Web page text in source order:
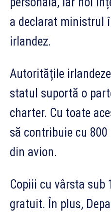
a declarat ministrul
irlandez.
Autoritățile
statul suportă o
charter. Cu toate
să contribuie cu
din avion.
Copiii cu vârsta sub
gratuit. În plus,